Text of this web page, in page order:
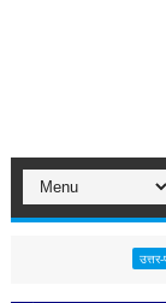
उत्तर-प्रदेश